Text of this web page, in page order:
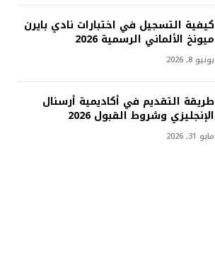
كيفية التسجيل في اختبارات نادي بايرن
ميونخ الألماني الرسمية 2026
يونيو 8, 2026
طريقة التقديم في أكاديمية أرسنال
الإنجليزي وشروط القبول 2026
مايو 31, 2026